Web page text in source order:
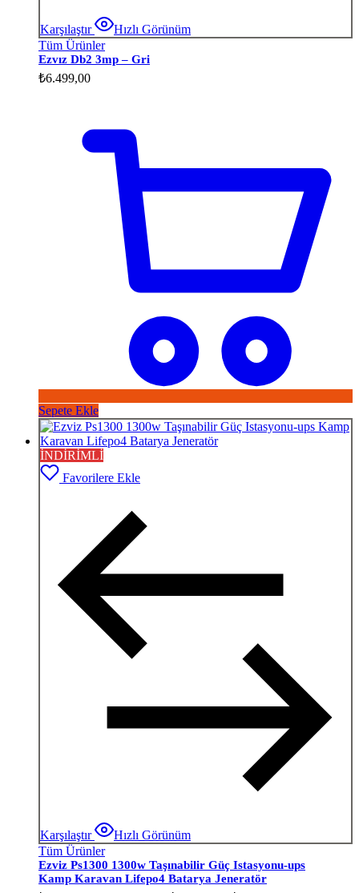
Karşılaştır
Hızlı Görünüm
Tüm Ürünler
Ezvız Db2 3mp – Gri
₺6.499,00
Sepete Ekle
İNDİRİMLİ
Favorilere Ekle
Karşılaştır
Hızlı Görünüm
Tüm Ürünler
Ezviz Ps1300 1300w Taşınabilir Güç Istasyonu-ups
Kamp Karavan Lifepo4 Batarya Jeneratör